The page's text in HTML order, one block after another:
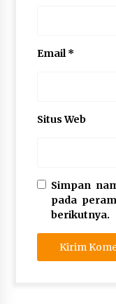
Email *
Situs Web
Simpan
pada
berikutnya.